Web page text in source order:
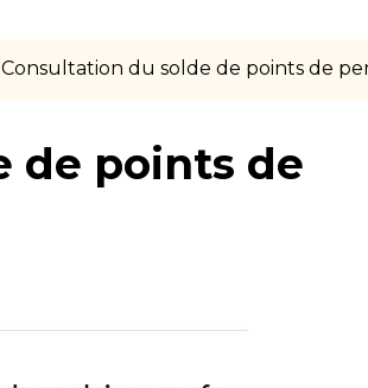
Consultation du solde de points de
de points de